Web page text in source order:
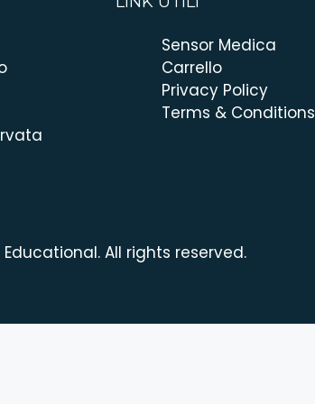
Sensor Medica
Carrello
Privacy Policy
Terms & Conditions
All rights reserved.